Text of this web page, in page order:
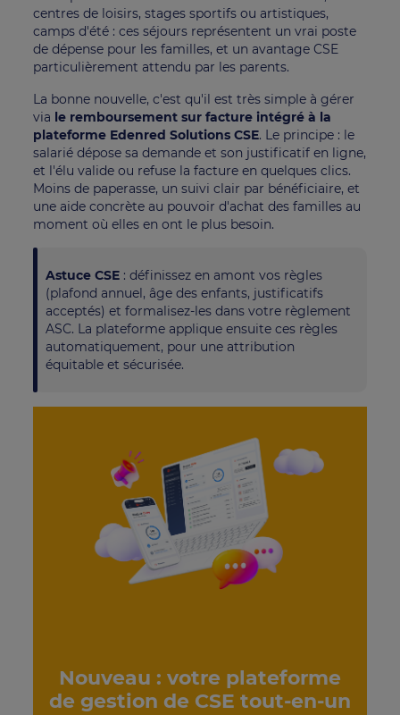
centres de loisirs, stages sportifs ou artistiques,
camps d'été : ces séjours représentent un vrai poste
de dépense pour les familles, et un avantage CSE
particulièrement attendu par les parents.
La bonne nouvelle, c'est qu'il est très simple à gérer
via le remboursement sur facture intégré à la
plateforme Edenred Solutions CSE. Le principe : le
salarié dépose sa demande et son justificatif en ligne,
et l'élu valide ou refuse la facture en quelques clics.
Moins de paperasse, un suivi clair par bénéficiaire, et
une aide concrète au pouvoir d'achat des familles au
moment où elles en ont le plus besoin.
Astuce CSE : définissez en amont vos règles
(plafond annuel, âge des enfants, justificatifs
acceptés) et formalisez-les dans votre règlement
ASC. La plateforme applique ensuite ces règles
automatiquement, pour une attribution
équitable et sécurisée.
Nouveau : votre plateforme
de gestion de CSE tout-en-un